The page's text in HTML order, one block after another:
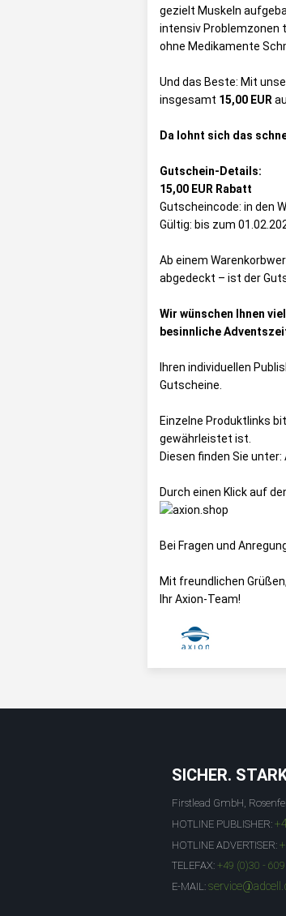
gezielt Muskeln
intensiv Problemzonen
ohne Medikamente
Und das Beste: Mit
insgesamt 15,00 EUR
Da lohnt sich das
Gutschein-Details:
15,00 EUR Rabatt
Gutscheincode: in den
Gültig: bis zum
Ab einem
abgedeckt – ist der
Wir wünschen Ihnen
besinnliche
Ihren individuellen
Gutscheine
Einzelne Produktlinks
gewährleistet ist.
Diesen finden Sie unter:
Durch einen Klick auf
Bei Fragen und
Mit freundlichen Grüßen,
Ihr Axion-Team!
SICHER.
Firstlead GmbH,
HOTLINE PUBLISHER:
HOTLINE ADVERTISER:
TELEFAX: +49 (0)30 -
E-MAIL: